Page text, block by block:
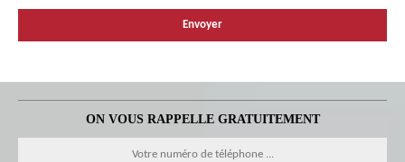
ON VOUS RAPPELLE GRATUITEMENT